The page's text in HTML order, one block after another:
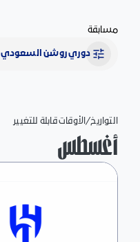
مسابقة
دوري روشن السعودي
التواريخ/الأوقات قابلة للتغيير
أغسطس